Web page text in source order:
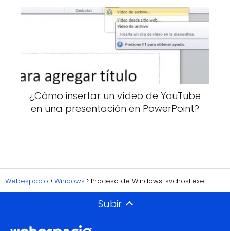
¿Cómo insertar un vídeo de YouTube
en una presentación en PowerPoint?
Webespacio Windows Proceso de Windows: svchost.exe
Subir